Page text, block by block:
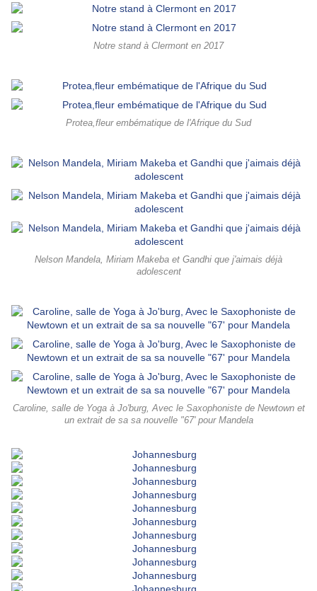
Notre stand à Clermont en 2017
Protea,fleur embématique de l'Afrique du Sud
Nelson Mandela, Miriam Makeba et Gandhi que j'aimais déjà
adolescent
Caroline, salle de Yoga à Jo'burg, Avec le Saxophoniste de Newtown et
un extrait de sa sa nouvelle "67' pour Mandela